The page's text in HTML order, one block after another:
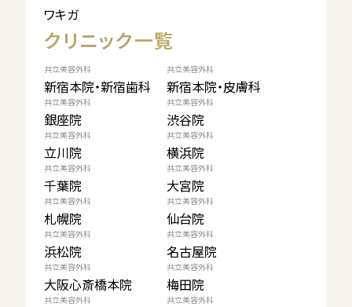
ワキガ
クリニック一覧
共立美容外科
新宿本院・新宿歯科
共立美容外科
新宿本院・皮膚科
共立美容外科
銀座院
共立美容外科
渋谷院
共立美容外科
立川院
共立美容外科
横浜院
共立美容外科
千葉院
共立美容外科
大宮院
共立美容外科
札幌院
共立美容外科
仙台院
共立美容外科
浜松院
共立美容外科
名古屋院
共立美容外科
大阪心斎橋本院
共立美容外科
梅田院
共立美容外科 共立美容外科